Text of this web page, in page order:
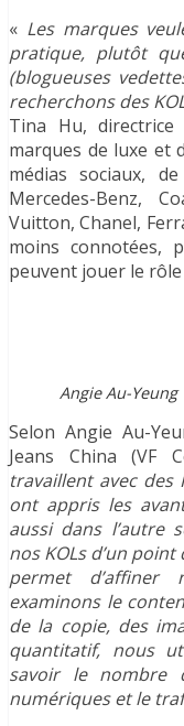
« Les marques
pratique, plutôt
(blogueuses
recherchons des
Tina Hu,
marques de luxe et
médias sociaux,
Mercedes-Benz,
Vuitton, Chanel,
moins connotées,
peuvent jouer le rôle
Angie Au-Yeung
Selon Angie Au-
Jeans China (VF
travaillent avec des
ont appris les
aussi dans l’autre
nos KOLs d’un
permet d’affiner
examinons le
de la copie, des
quantitatif, nous
savoir le nombre
numériques et le